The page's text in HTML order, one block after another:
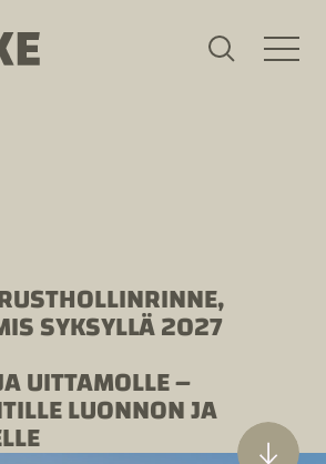
SYKSYLLÄ 2027
UITTAMOLLE –
LUONNON JA